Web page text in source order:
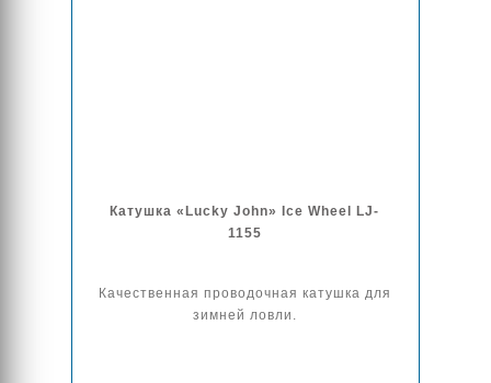
Катушка «Lucky John» Ice Wheel LJ-
1155
Качественная проводочная катушка для
зимней ловли.